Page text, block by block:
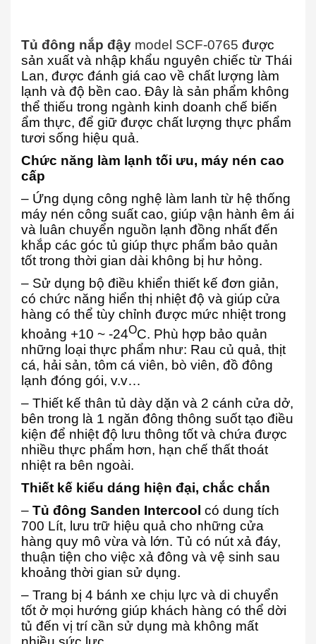
Tủ đông nắp đậy model SCF-0765 được
sản xuất và nhập khẩu nguyên chiếc từ Thái
Lan, được đánh giá cao về chất lượng làm
lạnh và độ bền cao. Đây là sản phẩm không
thể thiếu trong ngành kinh doanh chế biến
ẩm thực, để giữ được chất lượng thực phẩm
tươi sống hiệu quả.
Chức năng làm lạnh tối ưu, máy nén cao
cấp
– Ứng dụng công nghệ làm lanh từ hệ thống
máy nén công suất cao, giúp vận hành êm ái
và luân chuyển nguồn lạnh đồng nhất đến
khắp các góc tủ giúp thực phẩm bảo quản
tốt trong thời gian dài không bị hư hỏng.
– Sử dụng bộ điều khiển thiết kế đơn giản,
có chức năng hiển thị nhiệt độ và giúp cửa
hàng có thể tùy chỉnh được mức nhiệt trong
khoảng +10 ~ -24OC. Phù hợp bảo quản
những loại thực phẩm như: Rau củ quả, thịt
cá, hải sản, tôm cá viên, bò viên, đồ đông
lạnh đóng gói, v.v…
– Thiết kế thân tủ dày dặn và 2 cánh cửa dở,
bên trong là 1 ngăn đông thông suốt tạo điều
kiện để nhiệt độ lưu thông tốt và chứa được
nhiều thực phẩm hơn, hạn chế thất thoát
nhiệt ra bên ngoài.
Thiết kế kiểu dáng hiện đại, chắc chắn
– Tủ đông Sanden Intercool có dung tích
700 Lít, lưu trữ hiệu quả cho những cửa
hàng quy mô vừa và lớn. Tủ có nút xả đáy,
thuận tiện cho việc xả đông và vệ sinh sau
khoảng thời gian sử dụng.
– Trang bị 4 bánh xe chịu lực và di chuyển
tốt ở mọi hướng giúp khách hàng có thể dời
tủ đến vị trí cần sử dụng mà không mất